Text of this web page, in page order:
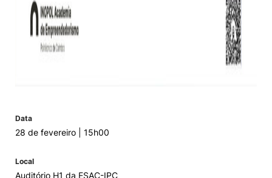
Data
28 de fevereiro | 15h00
Local
Auditório H1 da ESAC-IPC